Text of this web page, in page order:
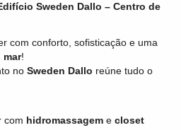
Sweden Dallo – Centro de
com conforto, sofisticação e uma
mar!
no Sweden Dallo reúne tudo o
com hidromassagem e closet